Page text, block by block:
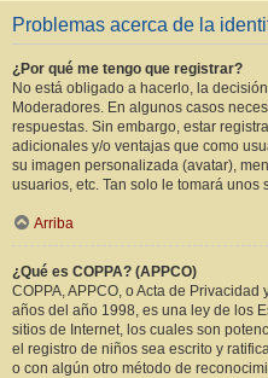
Problemas acerca de la
¿Por qué me tengo que registrar?
No está obligado a hacerlo, la
Moderadores. En algunos casos
respuestas. Sin embargo, estar
adicionales y/o ventajas que como
su imagen personalizada (avatar),
usuarios, etc. Tan solo le tomará
Arriba
¿Qué es COPPA? (APPCO)
COPPA, APPCO, o Acta de
años del año 1998, es una ley de los
sitios de Internet, los cuales son
el registro de niños sea escrito y
o con algún otro método de